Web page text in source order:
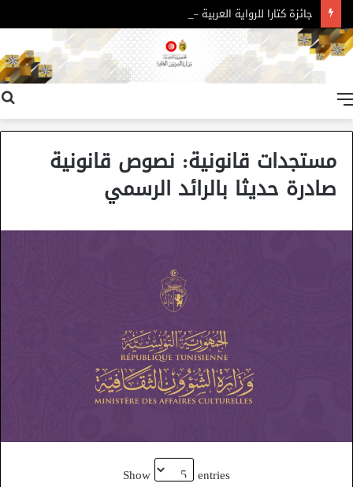
جائزة كتارا للرواية العربية – الدورة 11
مستجدات قانونية: نصوص قانونية
صادرة حديثا بالرائد الرسمي
Show
entries